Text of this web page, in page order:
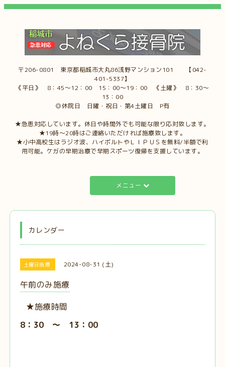
〒206-0801 東京都稲城市大丸86浅野マンション101 【042-
401-5337】
《平日》 8：45～12：00 15：00～19：00 《土曜》 8：30～
13：00
◎休院日 日曜・祝日・第4土曜日 P有
★急患対応しています。休日や時間外でも可能な限り応対致します。
★19時～20時はご連絡いただければ施療致します。
★小中高校生はラジオ波、ハイボルトやＬＩＰＵＳを無料/半額で利
用可能。ケガの早期治療で早期スポーツ復帰を支援しています。
メニュー
カレンダー
土曜日施療 2024-08-31 (土)
午前のみ施療
★施療時間
8：30 ～ 13：00